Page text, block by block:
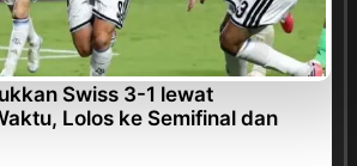
Swiss 3-1 lewat
Lolos ke Semifinal dan